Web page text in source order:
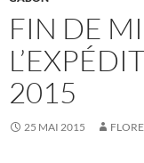
FIN DE
2015
25 MAI 2015